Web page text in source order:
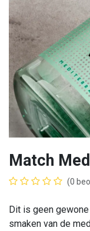
Match
(0
Dit is geen
smaken van de